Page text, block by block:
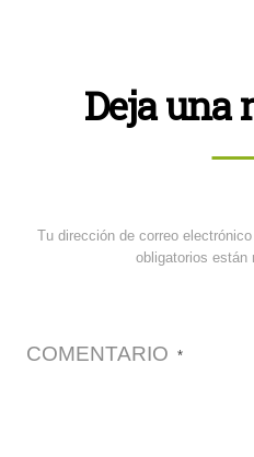
Deja una
Tu dirección de correo
obligatorios están
COMENTARIO *